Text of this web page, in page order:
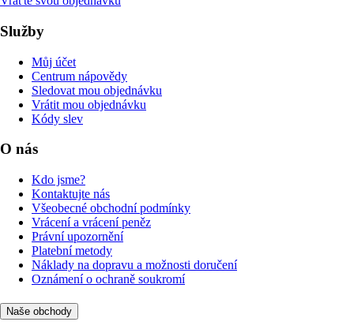
Služby
Můj účet
Centrum nápovědy
Sledovat mou objednávku
Vrátit mou objednávku
Kódy slev
O nás
Kdo jsme?
Kontaktujte nás
Všeobecné obchodní podmínky
Vrácení a vrácení peněz
Právní upozornění
Platební metody
Náklady na dopravu a možnosti doručení
Oznámení o ochraně soukromí
Naše obchody